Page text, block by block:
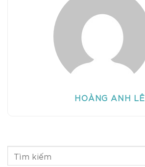
HOÀNG ANH LÊ